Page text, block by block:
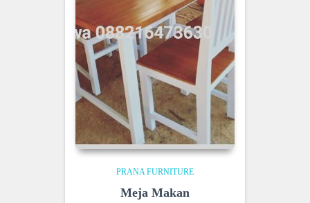
PRANA FURNITURE
Meja Makan